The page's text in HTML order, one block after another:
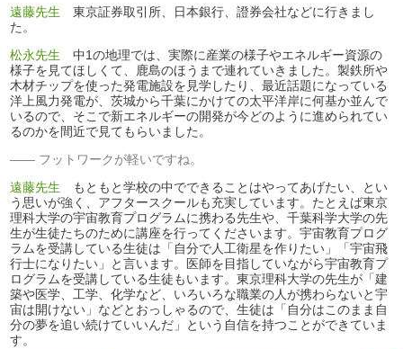
遠藤先生 東京証券取引所、日本銀行、證券会社などに行きまし
た。
松永先生 中1の地理では、実際に産業の様子やエネルギー資源の
様子を見てほしくて、鹿島のほうまで連れていきました。製鉄所や
木材チップを使った発電施設を見学したり、最近話題になっている
洋上風力発電が、茨城から千葉にかけての太平洋岸に何基か並んで
いるので、そこで新エネルギーの開発が今どのように進められてい
るのかを間近で見てもらいました。
フットワークが軽いですね。
遠藤先生 もともと学校の中でできることはやってあげたい、とい
う思いが強く、アフタースクールも充実しています。たとえば東京
理科大学の宇宙教育プログラムに携わる先生や、千葉科学大学の先
生が生徒たちのために講座を行ってくださいます。宇宙教育プログ
ラムを受講している生徒は「自分で人工衛星を作りたい」「宇宙飛
行士になりたい」と言います。医師を目指していながら宇宙教育プ
ログラムを受講している生徒もいます。東京理科大学の先生が「建
築や医学、工学、化学など、いろいろな職業の人が携わらないと宇
宙は開けない」などとおっしゃるので、生徒は「自分はこのまま自
分の夢を追い続けていいんだ」という自信を持つことができていま
す。